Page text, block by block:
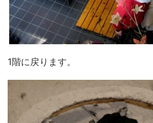
1階に戻ります。